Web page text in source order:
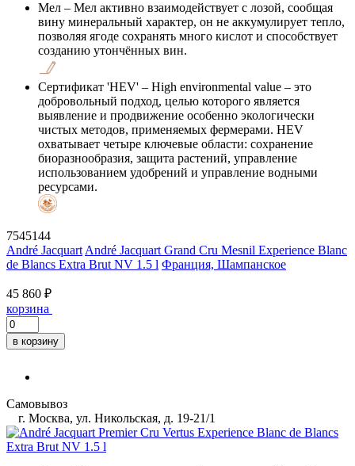
Мел – Мел активно взаимодействует с лозой, сообщая
вину минеральный характер, он не аккумулирует тепло,
позволяя ягоде сохранять много кислот и способствует
созданию утончённых вин.
Сертификат 'HEV' – High environmental value – это
добровольный подход, целью которого является
выявление и продвижение особенно экологически
чистых методов, применяемых фермерами. HEV
охватывает четыре ключевые области: сохранение
биоразнообразия, защита растений, управление
использованием удобрений и управление водными
ресурсами.
7545144
André Jacquart André Jacquart Grand Cru Mesnil Experience Blanc
de Blancs Extra Brut NV 1.5 l Франция, Шампанское
45 860 ₽
корзина
в корзину
Самовывоз
г. Москва, ул. Никольская, д. 19-21/1